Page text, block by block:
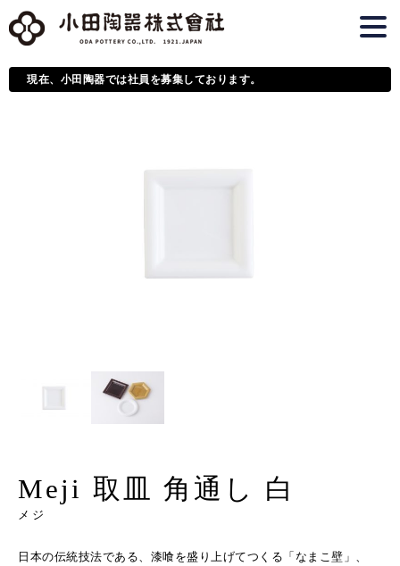
現在、小田陶器では社員を募集しております。
Meji 取皿 角通し 白
メジ
日本の伝統技法である、漆喰を盛り上げてつくる「なまこ壁」、